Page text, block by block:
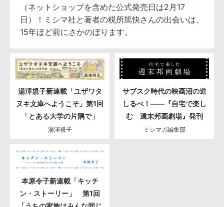
（ネットショップを含めた公式発売日は2月17
日）！ミシマ社と著者の税所篤快さんの出会いは、
15年ほど前にさかのぼります。
湯澤規子新連載「ユザワタ
ヌキ文庫へようこそ」第1回
「とある大学の片隅で」
湯澤規子
サブスク時代の映画沼の道
しるべ！――『自宅で楽し
む 週末邦画劇場』発刊
ミシマガ編集部
本原令子新連載「キッチ
ン・ストーリー」 第1回